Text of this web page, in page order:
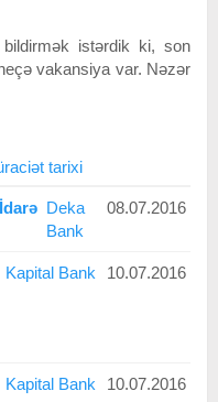
istərdik ki, son
vakansiya var. Nəzər
tarixi
Deka
Bank
08.07.2016
Kapital Bank 10.07.2016
Kapital Bank 10.07.2016